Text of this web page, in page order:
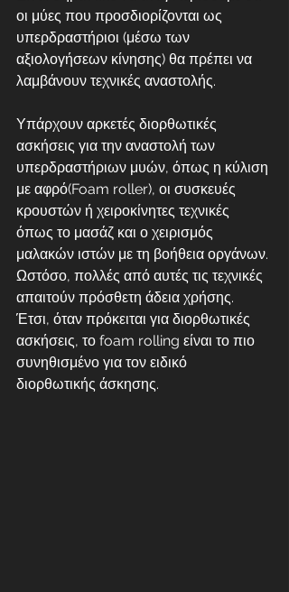
οι μύες που προσδιορίζονται ως
υπερδραστήριοι (μέσω των
αξιολογήσεων κίνησης) θα πρέπει να
λαμβάνουν τεχνικές αναστολής.
Υπάρχουν αρκετές διορθωτικές
ασκήσεις για την αναστολή των
υπερδραστήριων μυών, όπως η κύλιση
με αφρό(Foam roller), οι συσκευές
κρουστών ή χειροκίνητες τεχνικές
όπως το μασάζ και ο χειρισμός
μαλακών ιστών με τη βοήθεια οργάνων.
Ωστόσο, πολλές από αυτές τις τεχνικές
απαιτούν πρόσθετη άδεια χρήσης.
Έτσι, όταν πρόκειται για διορθωτικές
ασκήσεις, το foam rolling είναι το πιο
συνηθισμένο για τον ειδικό
διορθωτικής άσκησης.